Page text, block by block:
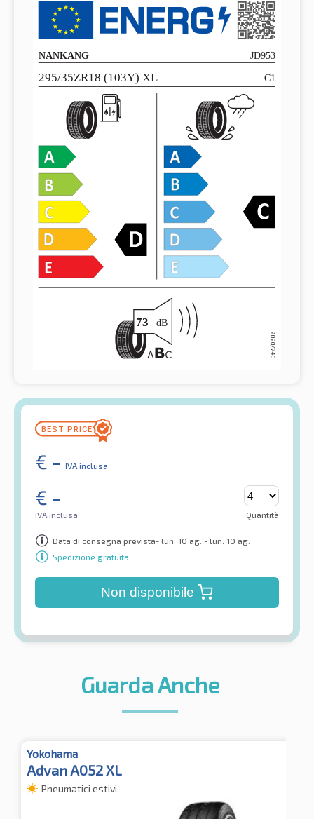
€ - IVA inclusa
€ -
IVA inclusa Quantità
Data di consegna prevista- lun. 10 ag. - lun. 10 ag.
Spedizione gratuita
Non disponibile
Guarda Anche
Yokohama
Advan A052 XL
Pneumatici estivi